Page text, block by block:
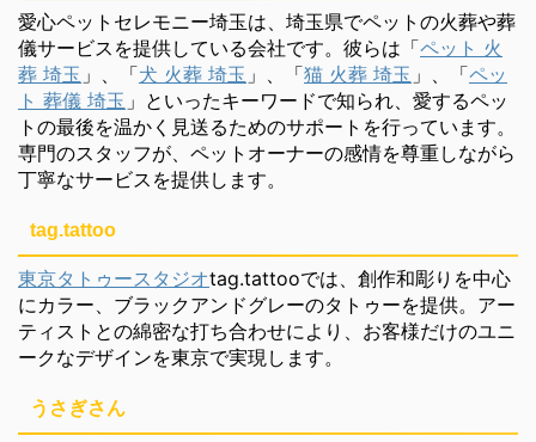
愛心ペットセレモニー埼玉は、埼玉県でペットの火葬や葬
儀サービスを提供している会社です。彼らは「ペット 火
葬 埼玉 」、「犬 火葬 埼玉 」、「猫 火葬 埼玉 」、「ペッ
ト 葬儀 埼玉 」といったキーワードで知られ、愛するペッ
トの最後を温かく見送るためのサポートを行っています。
専門のスタッフが、ペットオーナーの感情を尊重しながら
丁寧なサービスを提供します。
tag.tattoo
東京タトゥースタジオtag.tattooでは、創作和彫りを中心
にカラー、ブラックアンドグレーのタトゥーを提供。アー
ティストとの綿密な打ち合わせにより、お客様だけのユニ
ークなデザインを東京で実現します。
うさぎさん